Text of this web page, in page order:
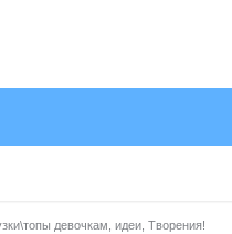
девочкам, идеи, Творения!